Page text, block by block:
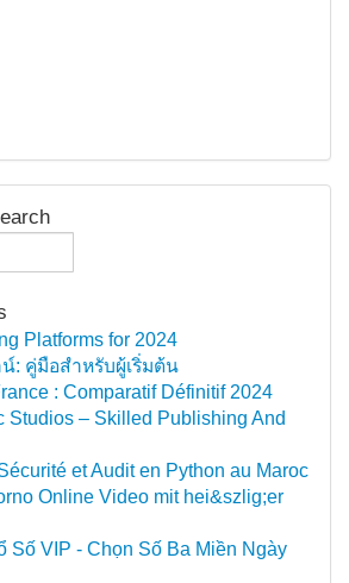
Platforms for 2024
: คู่มือสำหรับผู้เริ่มต้น
: Comparatif Définitif 2024
Studios – Skilled Publishing And
et Audit en Python au Maroc
Online Video mit hei&szlig;er
Số VIP - Chọn Số Ba Miền Ngày